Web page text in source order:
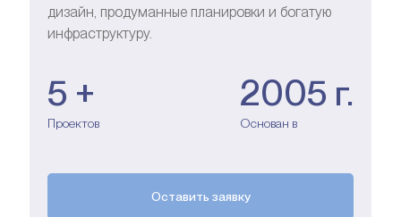
дизайн, продуманные планировки и богатую
инфраструктуру.
5 +
Проектов
2005 г.
Основан в
Оставить заявку